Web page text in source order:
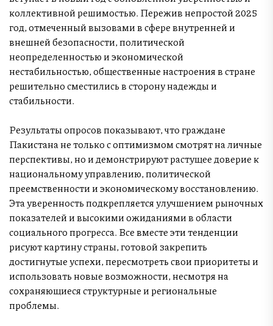
коллективной решимостью. Пережив непростой 2025
год, отмеченный вызовами в сфере внутренней и
внешней безопасности, политической
неопределенностью и экономической
нестабильностью, общественные настроения в стране
решительно сместились в сторону надежды и
стабильности.
Результаты опросов показывают, что граждане
Пакистана не только с оптимизмом смотрят на личные
перспективы, но и демонстрируют растущее доверие к
национальному управлению, политической
преемственности и экономическому восстановлению.
Эта уверенность подкрепляется улучшением рыночных
показателей и высокими ожиданиями в области
социального прогресса. Все вместе эти тенденции
рисуют картину страны, готовой закрепить
достигнутые успехи, пересмотреть свои приоритеты и
использовать новые возможности, несмотря на
сохраняющиеся структурные и региональные
проблемы.